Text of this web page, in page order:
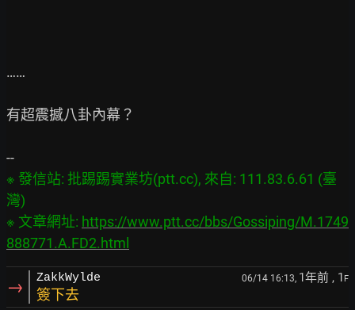
……
有超震撼八卦內幕？
※ 發信站: 批踢踢實業坊(ptt.cc), 來自: 111.83.6.61 (臺
灣)
※ 文章網址: https://www.ptt.cc/bbs/Gossiping/M.1749
888771.A.FD2.html
→ ZakkWylde 06/14 16:13, 1年前 , 1 F
簽下去